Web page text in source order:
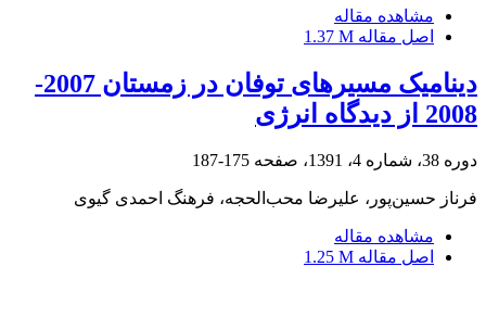
مشاهده مقاله
اصل مقاله 1.37 M
دینامیک مسیرهای توفان در زمستان 2007-
2008 از دیدگاه انرژی
دوره 38، شماره 4، 1391، صفحه 175-187
فرناز حسین‌‌پور، علیرضا محب‌الحجه، فرهنگ احمدی گیوی
مشاهده مقاله
اصل مقاله 1.25 M